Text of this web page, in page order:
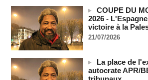
Sahel, l’enjeu n’est pas la lutte pour la
résistance à des puissances décidées à
(Partie 2 & fin)
09/08/2026 -MOMAR DIENG
Les Émirats arabes unis annoncent que
08/08/2026 -
Le bilan des décès liés à la « migration
COUPE DU
2026 -
victoire à la
21/07/2026
La place de
autocrate APR/